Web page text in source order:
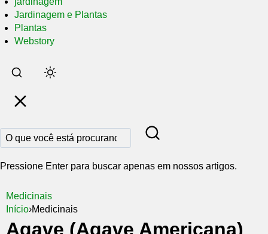
Jardinagem e Plantas
Plantas
Webstory
Pular
para
conteúdo
principal
Pressione Enter para buscar apenas em nossos artigos.
Medicinais
Início›Medicinais
Agave (Agave Americana)